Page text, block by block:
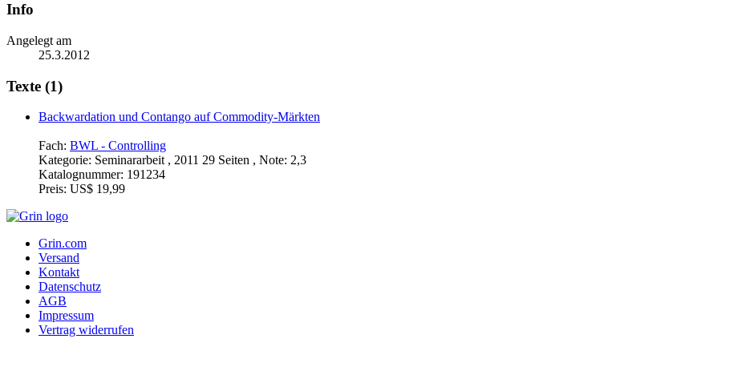
Info
Angelegt am
25.3.2012
Texte (1)
Backwardation und Contango auf Commodity-Märkten
Fach: BWL - Controlling
Kategorie: Seminararbeit , 2011 29 Seiten , Note: 2,3
Katalognummer: 191234
Preis: US$ 19,99
Grin.com
Versand
Kontakt
Datenschutz
AGB
Impressum
Vertrag widerrufen